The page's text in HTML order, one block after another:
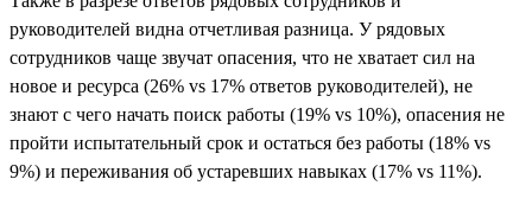
руководителей видна отчетливая разница. У рядовых
сотрудников чаще звучат опасения, что не хватает сил на
новое и ресурса (26% vs 17% ответов руководителей), не
знают с чего начать поиск работы (19% vs 10%), опасения не
пройти испытательный срок и остаться без работы (18% vs
9%) и переживания об устаревших навыках (17% vs 11%).